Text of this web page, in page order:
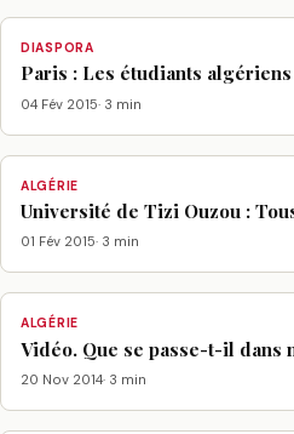
DIASPORA
Paris : Les étudiants
04 Fév 2015· 3 min
ALGÉRIE
Université de Tizi Ouzou :
01 Fév 2015· 3 min
ALGÉRIE
Vidéo. Que se passe-t-il dans
20 Nov 2014· 3 min